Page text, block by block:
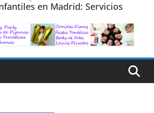
en Madrid: Servicios